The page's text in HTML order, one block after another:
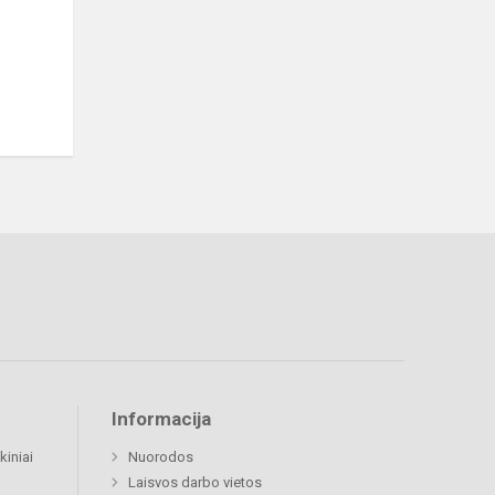
Informacija
Nuorodos
Laisvos darbo vietos